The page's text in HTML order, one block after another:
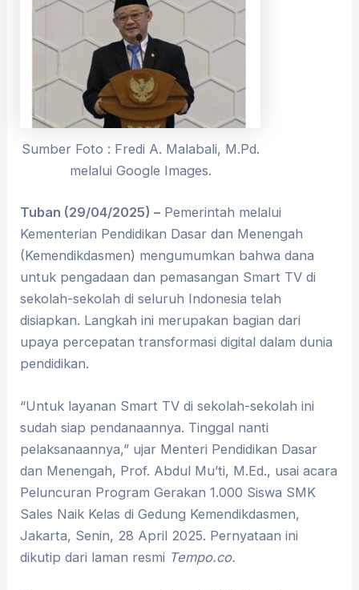
Sumber Foto : Fredi A. Malabali, M.Pd.
melalui Google Images.
Tuban (29/04/2025) – Pemerintah melalui
Kementerian Pendidikan Dasar dan Menengah
(Kemendikdasmen) mengumumkan bahwa dana
untuk pengadaan dan pemasangan Smart TV di
sekolah-sekolah di seluruh Indonesia telah
disiapkan. Langkah ini merupakan bagian dari
upaya percepatan transformasi digital dalam dunia
pendidikan.
“Untuk layanan Smart TV di sekolah-sekolah ini
sudah siap pendanaannya. Tinggal nanti
pelaksanaannya,” ujar Menteri Pendidikan Dasar
dan Menengah, Prof. Abdul Mu’ti, M.Ed., usai acara
Peluncuran Program Gerakan 1.000 Siswa SMK
Sales Naik Kelas di Gedung Kemendikdasmen,
Jakarta, Senin, 28 April 2025. Pernyataan ini
dikutip dari laman resmi Tempo.co.